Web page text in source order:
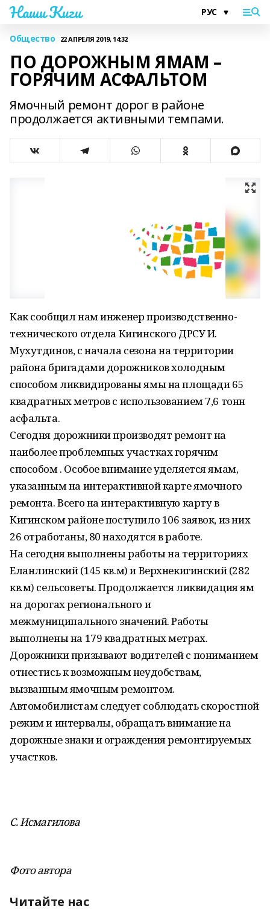
Наши Киги
Общество 22 АПРЕЛЯ 2019, 14:32
ПО ДОРОЖНЫМ ЯМАМ –
ГОРЯЧИМ АСФАЛЬТОМ
Ямочный ремонт дорог в районе
продолжается активными темпами.
Как сообщил нам инженер производственно-
технического отдела Кигинского ДРСУ И.
Мухутдинов, с начала сезона на территории
района бригадами дорожников холодным
способом ликвидированы ямы на площади 65
квадратных метров с использованием 7,6 тонн
асфальта.
Сегодня дорожники производят ремонт на
наиболее проблемных участках горячим
способом . Особое внимание уделяется ямам,
указанным на интерактивной карте ямочного
ремонта. Всего на интерактивную карту в
Кигинском районе поступило 106 заявок, из них
26 отработаны, 80 находятся в работе.
На сегодня выполнены работы на территориях
Еланлинский (145 кв.м) и Верхнекигинский (282
кв.м) сельсоветы. Продолжается ликвидация ям
на дорогах регионального и
межмуниципального значений. Работы
выполнены на 179 квадратных метрах.
Дорожники призывают водителей с пониманием
отнестись к возможным неудобствам,
вызванным ямочным ремонтом.
Автомобилистам следует соблюдать скоростной
режим и интервалы, обращать внимание на
дорожные знаки и ограждения ремонтируемых
участков.
С. Исмагилова
Фото автора
Читайте нас